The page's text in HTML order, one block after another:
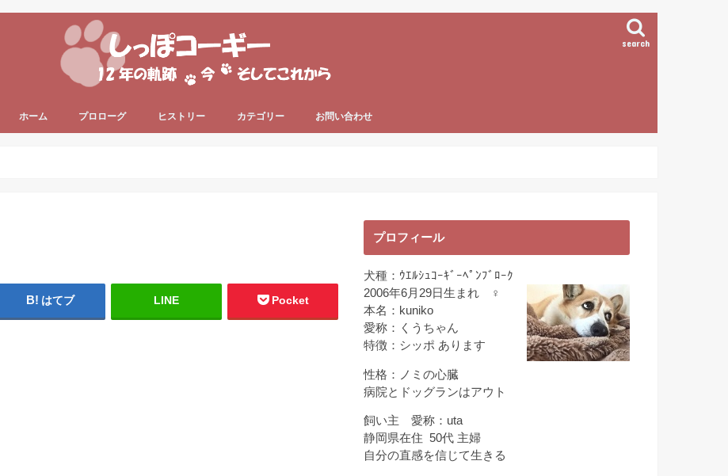
search
ホーム プロローグ ヒストリー カテゴリー お問い合わせ
はてブ LINE Pocket
プロフィール
犬種：ｳｴﾙｼｭｺｰｷﾞｰﾍﾟﾝﾌﾞﾛｰｸ
2006年6月29日生まれ ♀
本名：kuniko
愛称：くうちゃん
特徴：シッポ あります
性格：ノミの心臓
病院とドッグランはアウト
飼い主 愛称：uta
静岡県在住 50代 主婦
自分の直感を信じて生きる